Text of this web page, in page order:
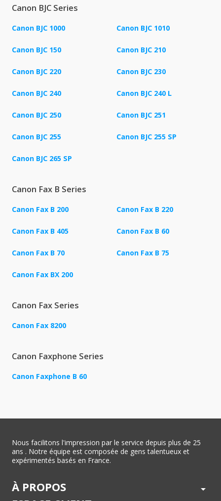
Canon BJC Series
Canon BJC 1000 Canon BJC 1010
Canon BJC 150 Canon BJC 210
Canon BJC 220 Canon BJC 230
Canon BJC 240 Canon BJC 240 L
Canon BJC 250 Canon BJC 251
Canon BJC 255 Canon BJC 255 SP
Canon BJC 265 SP
Canon Fax B Series
Canon Fax B 200 Canon Fax B 220
Canon Fax B 405 Canon Fax B 60
Canon Fax B 70 Canon Fax B 75
Canon Fax BX 200
Canon Fax Series
Canon Fax 8200
Canon Faxphone Series
Canon Faxphone B 60
Nous facilitons l'impression par le service depuis plus de 25
ans . Notre équipe est composée de gens talentueux et
expérimentés basés en France.
À PROPOS arrow_drop_down